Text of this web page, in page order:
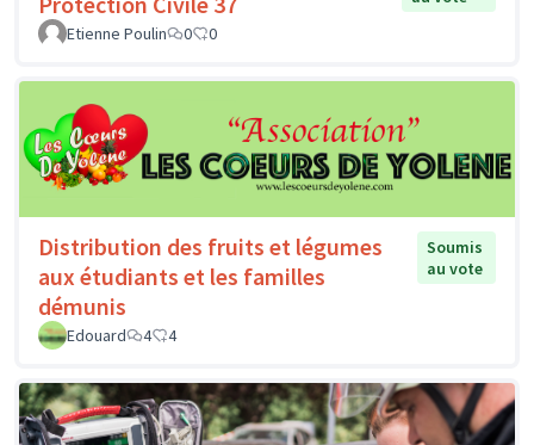
Etienne Poulin
0 0
Distribution des fruits et légumes
aux étudiants et les familles
démunis
Soumis
au vote
Edouard 4 4